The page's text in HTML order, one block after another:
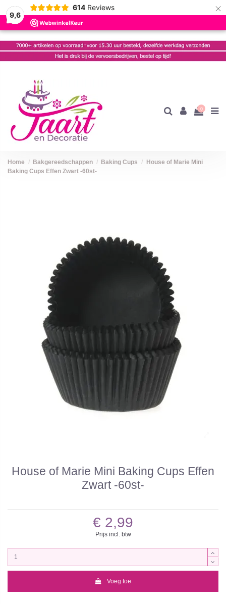
9,6
614 Reviews ×
0
Home Bakgereedschappen Baking Cups
House of Marie Mini
Baking Cups Effen Zwart -60st-
House of Marie Mini Baking Cups Effen
Zwart -60st-
€ 2,99
Prijs incl. btw
Voeg toe